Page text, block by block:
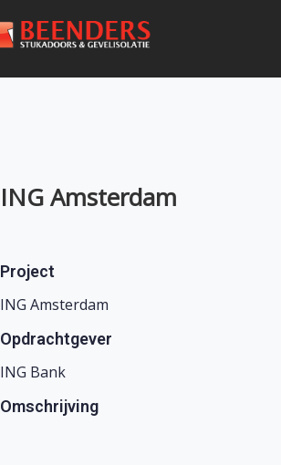
ING Amsterdam
Project
ING Amsterdam
Opdrachtgever
ING Bank
Omschrijving